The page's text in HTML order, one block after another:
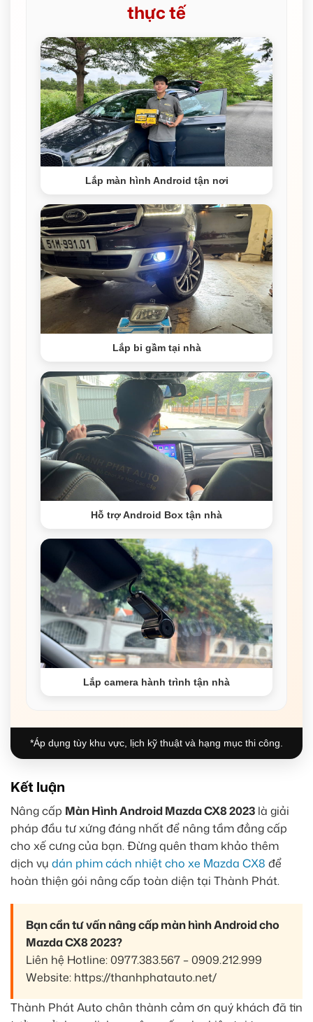
thực tế
Lắp màn hình Android tận nơi
Lắp bi gầm tại nhà
Hỗ trợ Android Box tận nhà
Lắp camera hành trình tận nhà
*Áp dụng tùy khu vực, lịch kỹ thuật và hạng mục thi công.
Kết luận
Nâng cấp Màn Hình Android Mazda CX8 2023 là giải
pháp đầu tư xứng đáng nhất để nâng tầm đẳng cấp
cho xế cưng của bạn. Đừng quên tham khảo thêm
dịch vụ dán phim cách nhiệt cho xe Mazda CX8 để
hoàn thiện gói nâng cấp toàn diện tại Thành Phát.
Bạn cần tư vấn nâng cấp màn hình Android cho
Mazda CX8 2023?
Liên hệ Hotline: 0977.383.567 – 0909.212.999
Website: https://thanhphatauto.net/
Thành Phát Auto chân thành cảm ơn quý khách đã tin